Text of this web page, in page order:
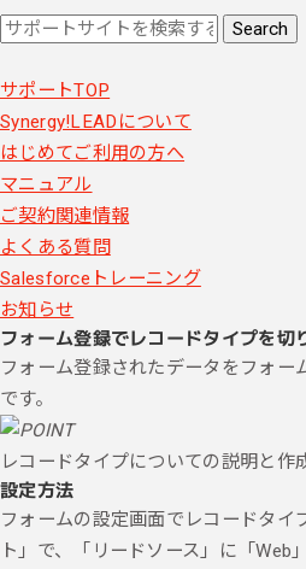
サポートTOP
Synergy!LEADについて
はじめてご利用の方へ
マニュアル
ご契約関連情報
よくある質問
Salesforceトレーニング
お知らせ
フォーム登録でレコードタイプを切
フォーム登録されたデータをフォ
です。
レコードタイプについての説明と作
設定方法
フォームの設定画面でレコードタ
ト」で、「リードソース」に「